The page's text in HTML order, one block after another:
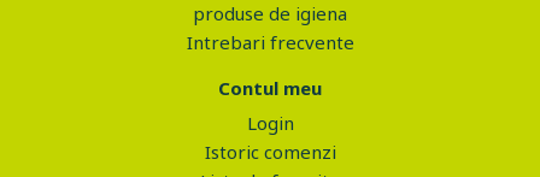
produse de igiena
Intrebari frecvente
Contul meu
Login
Istoric comenzi